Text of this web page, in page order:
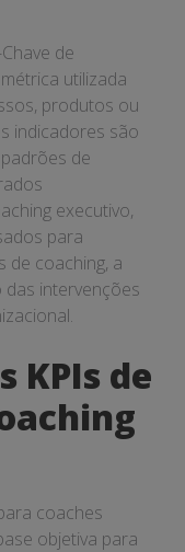
de
utilizada
produtos ou
indicadores são
de
executivo,
para
de coaching, a
intervenções
KPIs de
coaches
objetiva para